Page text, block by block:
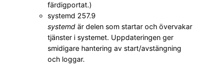
färdigportat.)
systemd 257.9
systemd är delen som startar och övervakar
tjänster i systemet. Uppdateringen ger
smidigare hantering av start/avstängning
och loggar.